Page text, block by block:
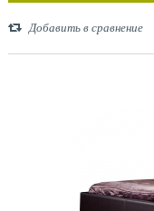
Добавить в сравнение